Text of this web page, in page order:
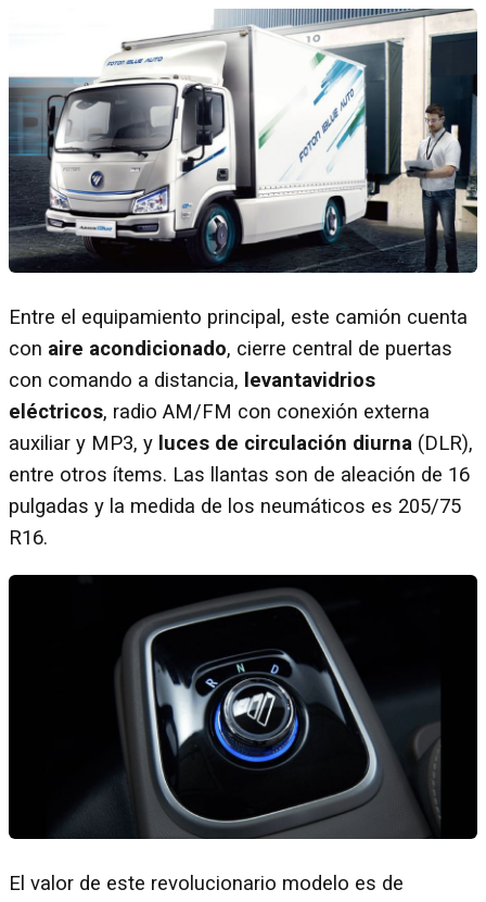
Entre el equipamiento principal, este camión cuenta
con aire acondicionado, cierre central de puertas
con comando a distancia, levantavidrios
eléctricos, radio AM/FM con conexión externa
auxiliar y MP3, y luces de circulación diurna (DLR),
entre otros ítems. Las llantas son de aleación de 16
pulgadas y la medida de los neumáticos es 205/75
R16.
El valor de este revolucionario modelo es de